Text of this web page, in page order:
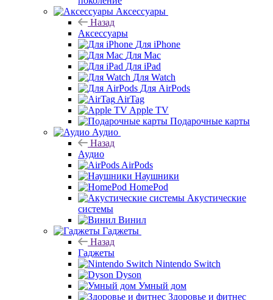
Аксессуары
Назад
Аксессуары
Для iPhone
Для Mac
Для iPad
Для Watch
Для AirPods
AirTag
Apple TV
Подарочные карты
Аудио
Назад
Аудио
AirPods
Наушники
HomePod
Акустические
системы
Винил
Гаджеты
Назад
Гаджеты
Nintendo Switch
Dyson
Умный дом
Здоровье и фитнес